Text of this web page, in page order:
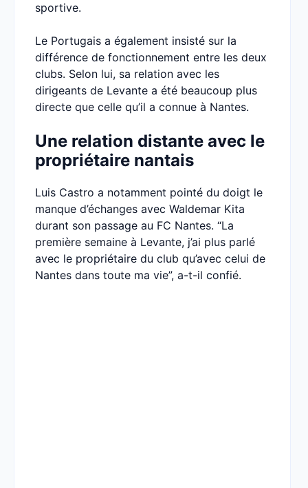
sportive.
Le Portugais a également insisté sur la
différence de fonctionnement entre les deux
clubs. Selon lui, sa relation avec les
dirigeants de Levante a été beaucoup plus
directe que celle qu’il a connue à Nantes.
Une relation distante avec le
propriétaire nantais
Luis Castro a notamment pointé du doigt le
manque d’échanges avec Waldemar Kita
durant son passage au FC Nantes. “La
première semaine à Levante, j’ai plus parlé
avec le propriétaire du club qu’avec celui de
Nantes dans toute ma vie”, a-t-il confié.